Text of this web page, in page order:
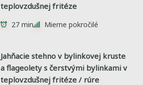
teplovzdušnej fritéze
27 min Mierne pokročilé
Jahňacie stehno v bylinkovej kruste
a flageolety s čerstvými bylinkami v
teplovzdušnej fritéze / rúre